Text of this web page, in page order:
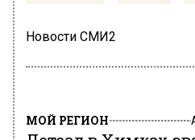
Новости СМИ2
МОЙ РЕГИОН